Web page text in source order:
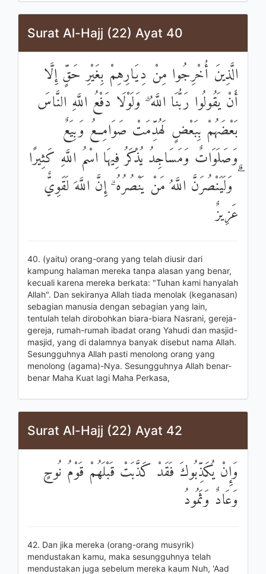
Surat Al-Hajj (22) Ayat 40
الَّذِينَ أُخْرِجُوا مِنْ دِيَارِهِمْ بِغَيْرِ حَقٍّ إِلَّا
أَنْ يَقُولُوا رَبُّنَا اللَّهُ ۗ وَلَوْلَا دَفْعُ اللَّهِ النَّاسَ
بَعْضَهُمْ بِبَعْضٍ لَهُدِّمَتْ صَوَامِعُ وَبِيَعٌ
وَصَلَوَاتٌ وَمَسَاجِدُ يُذْكَرُ فِيهَا اسْمُ اللَّهِ كَثِيرًا
ۗ وَلَيَنْصُرَنَّ اللَّهُ مَنْ يَنْصُرُهُ ۗ إِنَّ اللَّهَ لَقَوِيٌّ
عَزِيزٌ
40. (yaitu) orang-orang yang telah diusir dari
kampung halaman mereka tanpa alasan yang benar,
kecuali karena mereka berkata: "Tuhan kami hanyalah
Allah". Dan sekiranya Allah tiada menolak (keganasan)
sebagian manusia dengan sebagian yang lain,
tentulah telah dirobohkan biara-biara Nasrani, gereja-
gereja, rumah-rumah ibadat orang Yahudi dan masjid-
masjid, yang di dalamnya banyak disebut nama Allah.
Sesungguhnya Allah pasti menolong orang yang
menolong (agama)-Nya. Sesungguhnya Allah benar-
benar Maha Kuat lagi Maha Perkasa,
Surat Al-Hajj (22) Ayat 42
وَإِنْ يُكَذِّبُوكَ فَقَدْ كَذَّبَتْ قَبْلَهُمْ قَوْمُ نُوحٍ
وَعَادٌ وَثَمُودُ
42. Dan jika mereka (orang-orang musyrik)
mendustakan kamu, maka sesungguhnya telah
mendustakan juga sebelum mereka kaum Nuh, 'Aad